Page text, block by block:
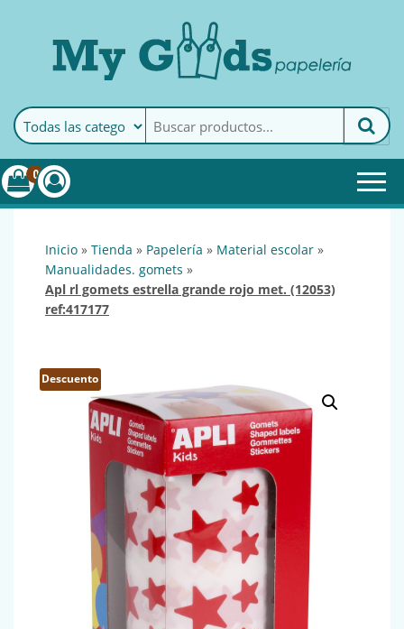
MyGoods · PapeleríaMy Goods es tu papelería
online de confianza. Podrás
encontrar todo lo necesario
0
inicio » tienda » papelería » material escolar »
manualidades. gomets »
apl rl gomets estrella grande rojo met. (12053)
ref:417177
Descuento